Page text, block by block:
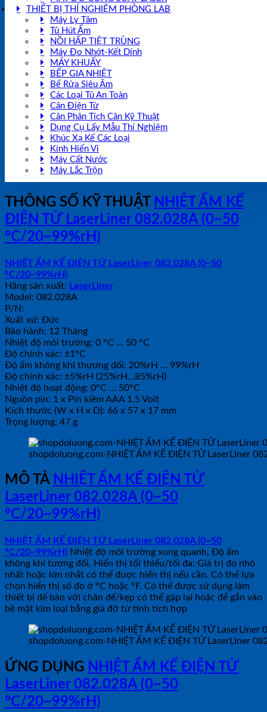
THIẾT BỊ THÍ NGHIỆM PHÒNG LAB
Máy Ly Tâm
Tủ Hút Ẩm
NỒI HẤP TIỆT TRÙNG
Máy Đo Nhớt-Kết Dính
MÁY KHUẤY
BẾP GIA NHIỆT
Bể Rửa Siêu Âm
Các Loại Tủ An Toàn
Cân Điện Tử
Cân Phân Tích Cân Kỹ Thuật
Dụng Cụ Lấy Mẫu Thí Nghiệm
Khúc Xạ Kế Các Loại
Kính Hiển Vi
Máy Cất Nước
Máy Lắc Trộn
THÔNG SỐ KỸ THUẬT NHIỆT ẨM KẾ
ĐIỆN TỬ LaserLiner 082.028A (0~50
°C/20~99%rH)
NHIỆT ẨM KẾ ĐIỆN TỬ LaserLiner 082.028A (0~50
°C/20~99%rH)
Hãng sản xuất: LaserLiner
Model: 082.028A
P/N:
Xuất xứ: Đức
Bảo hành: 12 Tháng
Nhiệt độ môi trường: 0 °C … 50 °C
Độ chính xác: ±1°C
Độ ẩm không khí thương đối: 20%rH … 99%rH
Độ chính xác: ±5%rH (25%rH…85%rH)
Nhiệt độ hoạt động: 0°C … 50°C
Nguồn pin: 1 x Pin kiềm AAA 1,5 Volt
Kích thước (W x H x D): 66 x 57 x 17 mm
Trọng lượng: 47 g
shopdoluong.com-NHIỆT ẨM KẾ ĐIỆN TỬ LaserLiner
MÔ TẢ NHIỆT ẨM KẾ ĐIỆN TỬ
LaserLiner 082.028A (0~50
°C/20~99%rH)
NHIỆT ẨM KẾ ĐIỆN TỬ LaserLiner 082.028A (0~50
°C/20~99%rH) Nhiệt độ môi trường xung quanh, Độ ẩm
không khí tương đối, Hiển thị tối thiểu/tối đa: Giá trị đo nhỏ
nhất hoặc lớn nhất có thể được hiển thị nếu cần. Có thể lựa
chọn hiển thị số đo ở °C hoặc °F. Có thể được sử dụng làm
thiết bị để bàn với chân đế/kẹp có thể gập lại hoặc để gắn vào
bề mặt kim loại bằng giá đỡ từ tính tích hợp
shopdoluong.com-NHIỆT ẨM KẾ ĐIỆN TỬ LaserLiner
ỨNG DỤNG NHIỆT ẨM KẾ ĐIỆN TỬ
LaserLiner 082.028A (0~50
°C/20~99%rH)